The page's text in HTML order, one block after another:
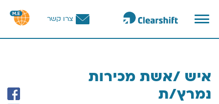
פתח
תפריט
צרו קשר
איש /אשת מכירות
נמרץ/ת